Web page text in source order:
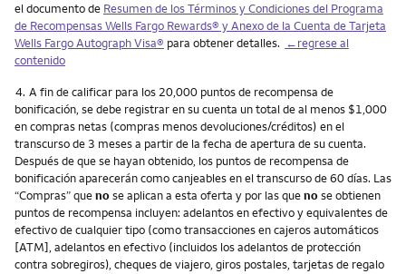
el documento de Resumen de los Términos y Condiciones del Programa
de Recompensas Wells Fargo Rewards® y Anexo de la Cuenta de Tarjeta
Wells Fargo Autograph Visa® para obtener detalles. ←regrese al
contenido
Nota
4. A fin de calificar para los 20,000 puntos de recompensa de
bonificación, se debe registrar en su cuenta un total de al menos $1,000
en compras netas (compras menos devoluciones/créditos) en el
transcurso de 3 meses a partir de la fecha de apertura de su cuenta.
Después de que se hayan obtenido, los puntos de recompensa de
bonificación aparecerán como canjeables en el transcurso de 60 días. Las
“Compras” quenose aplican a esta oferta y por las quenose obtienen
puntos de recompensa incluyen: adelantos en efectivo y equivalentes de
efectivo de cualquier tipo (como transacciones en cajeros automáticos
[ATM], adelantos en efectivo (incluidos los adelantos de protección
contra sobregiros), cheques de viajero, giros postales, tarjetas de regalo